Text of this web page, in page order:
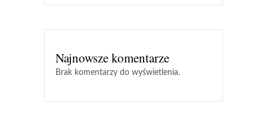
Najnowsze komentarze
Brak komentarzy do wyświetlenia.